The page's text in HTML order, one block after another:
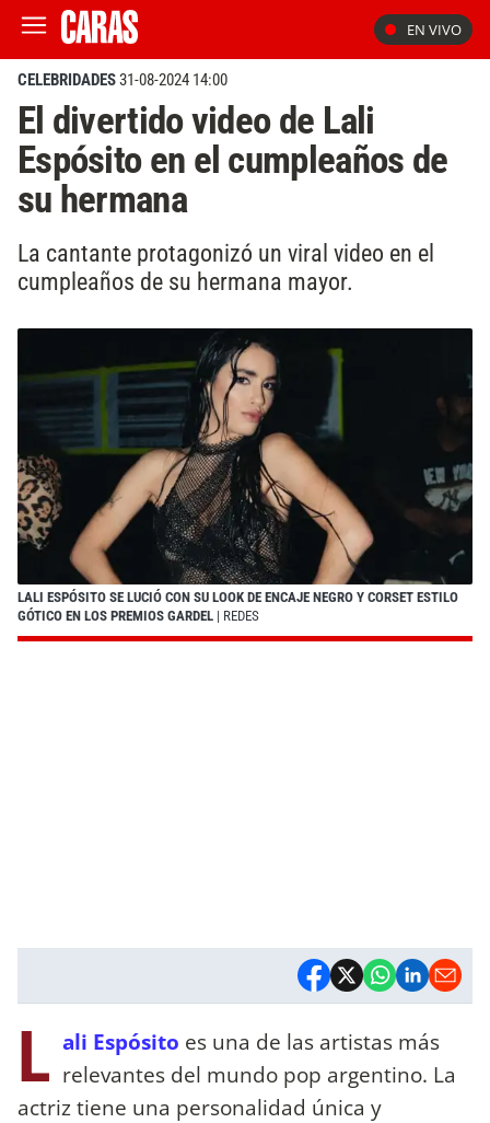
EN VIVO
CELEBRIDADES31-08-2024 14:00
El divertido video de Lali
Espósito en el cumpleaños de
su hermana
La cantante protagonizó un viral video en el
cumpleaños de su hermana mayor.
LALI ESPÓSITO SE LUCIÓ CON SU LOOK DE ENCAJE NEGRO Y CORSET ESTILO
GÓTICO EN LOS PREMIOS GARDEL | REDES
L ali Espósito es una de las artistas más
relevantes del mundo pop argentino. La
actriz tiene una personalidad única y